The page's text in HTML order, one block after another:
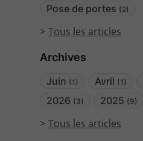
Pose de portes (2)
Tous les articles
Archives
Juin (1) Avril (1)
2026 (3) 2025 (9)
Tous les articles